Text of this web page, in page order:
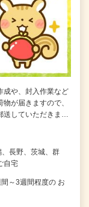
成や、封入作業など
が届きますので、
送していただきま…
、長野、茨城、群
自宅
～3週間程度の お